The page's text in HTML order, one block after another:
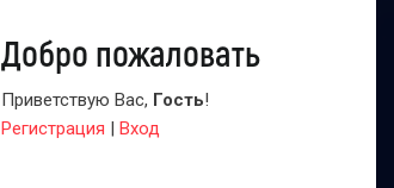
Добро пожаловать
Приветствую Вас, Гость!
Регистрация | Вход